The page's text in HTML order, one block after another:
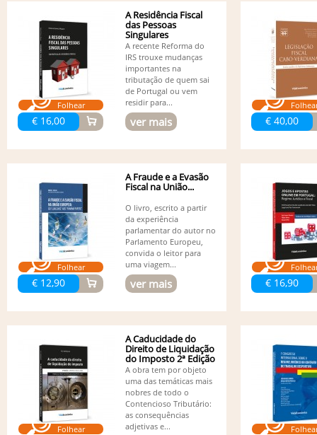
Folhear
€ 16,00
A Residência Fiscal
das Pessoas
Singulares
A recente Reforma do
IRS trouxe mudanças
importantes na
tributação de quem sai
de Portugal ou vem
residir para...
ver mais € 40,00
Folhear
€ 12,90
A Fraude e a Evasão
Fiscal na União...
O livro, escrito a partir
da experiência
parlamentar do autor no
Parlamento Europeu,
convida o leitor para
uma viagem...
ver mais € 16,90
Folhear
A Caducidade do
Direito de Liquidação
do Imposto 2ª Edição
A obra tem por objeto
uma das temáticas mais
nobres de todo o
Contencioso Tributário:
as consequências
adjetivas e...